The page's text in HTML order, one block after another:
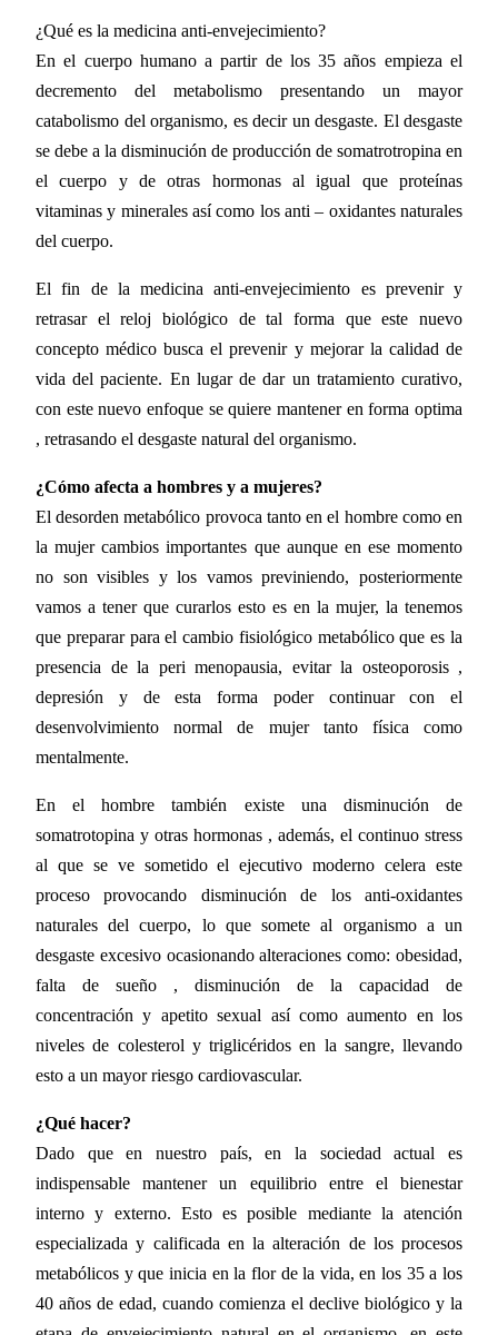
¿Qué es la medicina anti-envejecimiento?
En el cuerpo humano a partir de los 35 años empieza el
decremento del metabolismo presentando un mayor
catabolismo del organismo, es decir un desgaste. El desgaste
se debe a la disminución de producción de somatrotropina en
el cuerpo y de otras hormonas al igual que proteínas
vitaminas y minerales así como los anti – oxidantes naturales
del cuerpo.
El fin de la medicina anti-envejecimiento es prevenir y
retrasar el reloj biológico de tal forma que este nuevo
concepto médico busca el prevenir y mejorar la calidad de
vida del paciente. En lugar de dar un tratamiento curativo,
con este nuevo enfoque se quiere mantener en forma optima
, retrasando el desgaste natural del organismo.
¿Cómo afecta a hombres y a mujeres?
El desorden metabólico provoca tanto en el hombre como en
la mujer cambios importantes que aunque en ese momento
no son visibles y los vamos previniendo, posteriormente
vamos a tener que curarlos esto es en la mujer, la tenemos
que preparar para el cambio fisiológico metabólico que es la
presencia de la peri menopausia, evitar la osteoporosis ,
depresión y de esta forma poder continuar con el
desenvolvimiento normal de mujer tanto física como
mentalmente.
En el hombre también existe una disminución de
somatrotopina y otras hormonas , además, el continuo stress
al que se ve sometido el ejecutivo moderno celera este
proceso provocando disminución de los anti-oxidantes
naturales del cuerpo, lo que somete al organismo a un
desgaste excesivo ocasionando alteraciones como: obesidad,
falta de sueño , disminución de la capacidad de
concentración y apetito sexual así como aumento en los
niveles de colesterol y triglicéridos en la sangre, llevando
esto a un mayor riesgo cardiovascular.
¿Qué hacer?
Dado que en nuestro país, en la sociedad actual es
indispensable mantener un equilibrio entre el bienestar
interno y externo. Esto es posible mediante la atención
especializada y calificada en la alteración de los procesos
metabólicos y que inicia en la flor de la vida, en los 35 a los
40 años de edad, cuando comienza el declive biológico y la